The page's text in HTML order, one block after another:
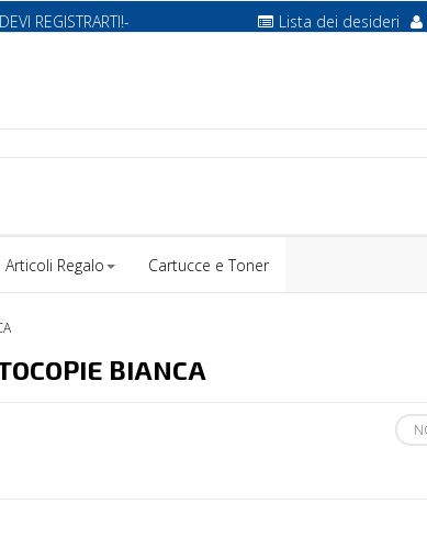
REGISTRARTI!- Lista dei desideri
Articoli Regalo Cartucce e Toner
BIANCA